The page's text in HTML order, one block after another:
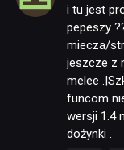
i tu jest
pepeszy
miecza/
jeszcze z
melee
funcom
wersji 1.4
dożynki .